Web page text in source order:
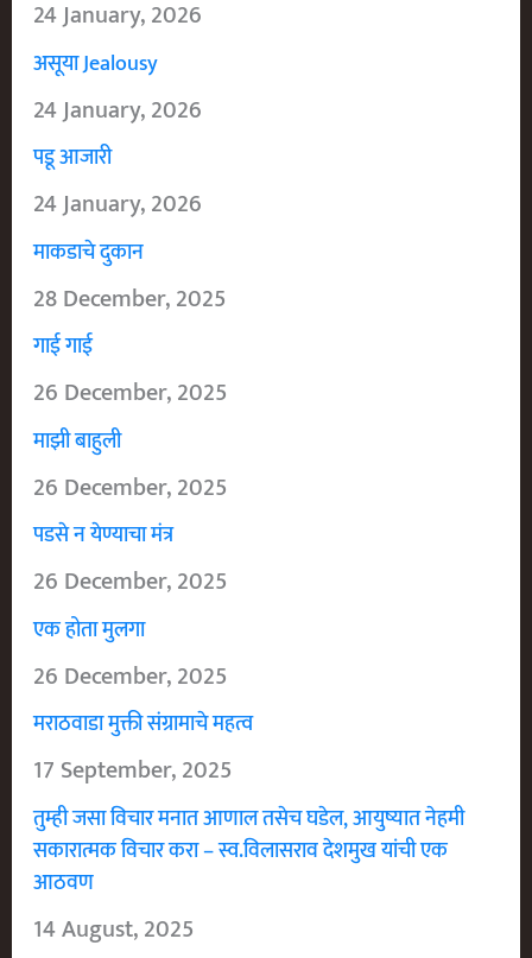
24 January, 2026
असूया Jealousy
24 January, 2026
पडू आजारी
24 January, 2026
माकडाचे दुकान
28 December, 2025
गाई गाई
26 December, 2025
माझी बाहुली
26 December, 2025
पडसे न येण्याचा मंत्र
26 December, 2025
एक होता मुलगा
26 December, 2025
मराठवाडा मुक्ती संग्रामाचे महत्व
17 September, 2025
तुम्ही जसा विचार मनात आणाल तसेच घडेल, आयुष्यात नेहमी
सकारात्मक विचार करा – स्व.विलासराव देशमुख यांची एक
आठवण
14 August, 2025